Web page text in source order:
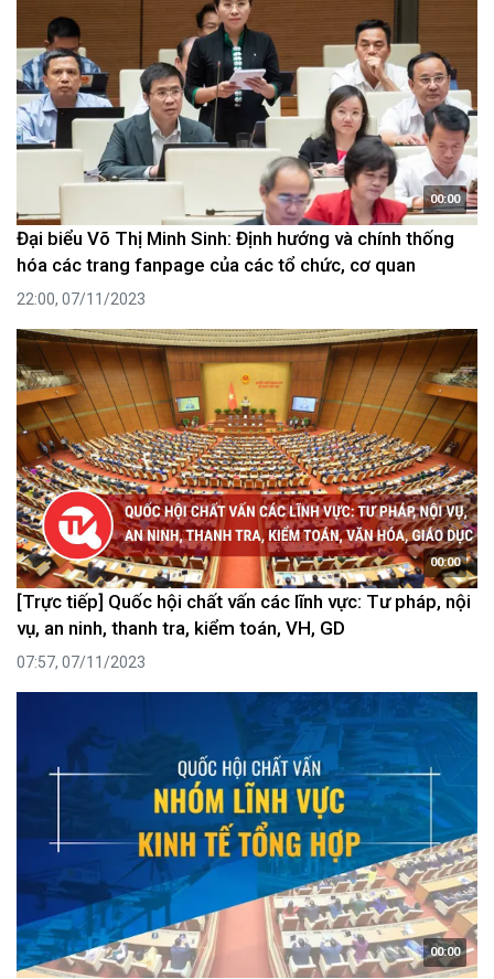
00:00
Đại biểu Võ Thị Minh Sinh: Định hướng và chính thống
hóa các trang fanpage của các tổ chức, cơ quan
22:00, 07/11/2023
00:00
[Trực tiếp] Quốc hội chất vấn các lĩnh vực: Tư pháp, nội
vụ, an ninh, thanh tra, kiểm toán, VH, GD
07:57, 07/11/2023
00:00